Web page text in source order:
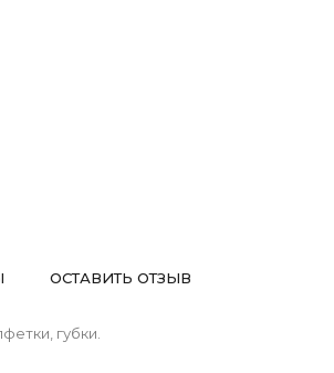
ОСТАВИТЬ ОТЗЫВ
губки.